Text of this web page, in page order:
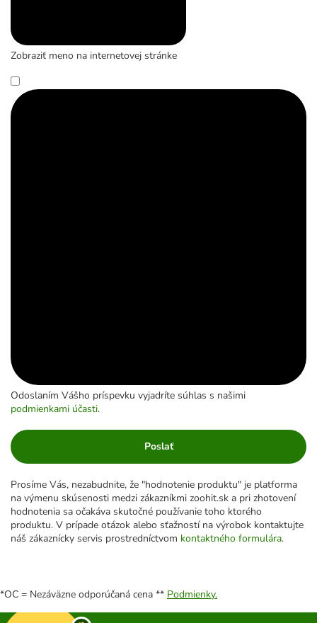
Zobraziť meno na internetovej stránke
Odoslaním Vášho príspevku vyjadríte súhlas s našimi
podmienkami účasti.
Poslať
Prosíme Vás, nezabudnite, že "hodnotenie produktu" je platforma
na výmenu skúsenosti medzi zákazníkmi zoohit.sk a pri zhotovení
hodnotenia sa očakáva skutočné používanie toho ktorého
produktu. V prípade otázok alebo sťažností na výrobok kontaktujte
náš zákaznícky servis prostredníctvom kontaktného formulára.
*OC = Nezáväzne odporúčaná cena ** Podmienky.